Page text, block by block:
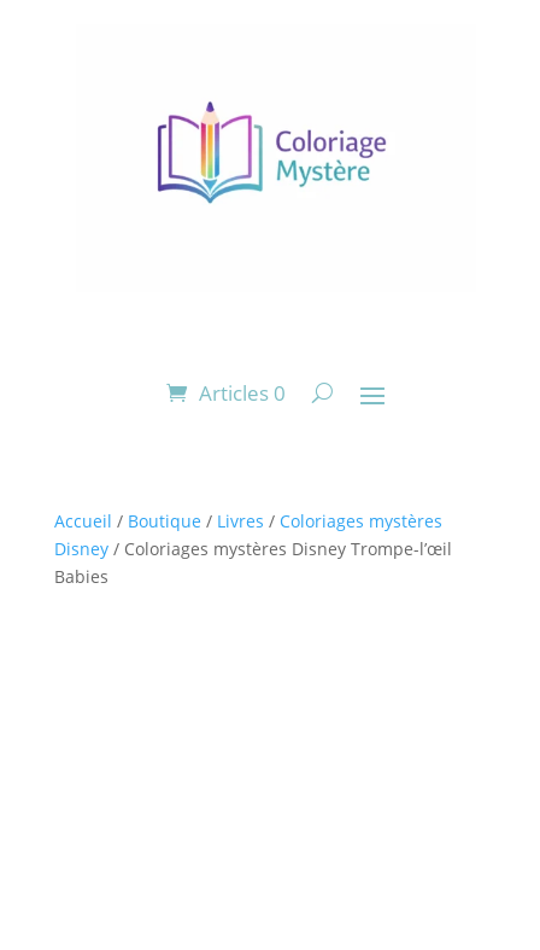
Articles 0
Accueil / Boutique / Livres / Coloriages mystères
Disney/ Coloriages mystères Disney Trompe-l’œil
Babies